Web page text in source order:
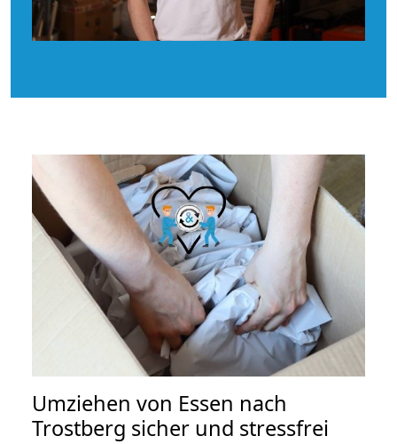
Umziehen von Essen nach
Trostberg sicher und stressfrei